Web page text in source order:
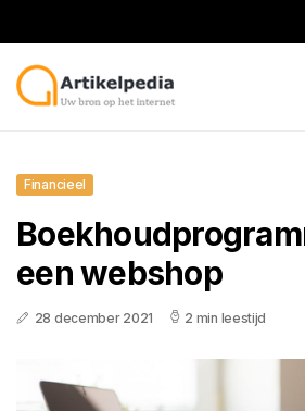
Financieel
een webshop
28 december 2021 2 min leestijd